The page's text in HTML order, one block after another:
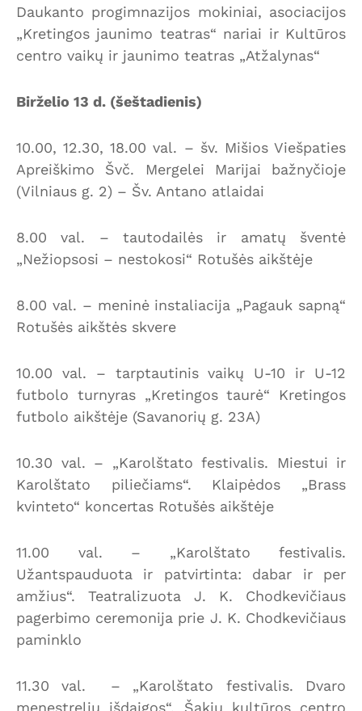
Daukanto progimnazijos mokiniai, asociacijos
„Kretingos jaunimo teatras“ nariai ir Kultūros
centro vaikų ir jaunimo teatras „Atžalynas“
Birželio 13 d. (šeštadienis)
10.00, 12.30, 18.00 val. – šv. Mišios Viešpaties
Apreiškimo Švč. Mergelei Marijai bažnyčioje
(Vilniaus g. 2) – Šv. Antano atlaidai
8.00 val. – tautodailės ir amatų šventė
„Nežiopsosi – nestokosi“ Rotušės aikštėje
8.00 val. – meninė instaliacija „Pagauk sapną“
Rotušės aikštės skvere
10.00 val. – tarptautinis vaikų U-10 ir U-12
futbolo turnyras „Kretingos taurė“ Kretingos
futbolo aikštėje (Savanorių g. 23A)
10.30 val. – „Karolštato festivalis. Miestui ir
Karolštato piliečiams“. Klaipėdos „Brass
kvinteto“ koncertas Rotušės aikštėje
11.00 val. – „Karolštato festivalis.
Užantspauduota ir patvirtinta: dabar ir per
amžius“. Teatralizuota J. K. Chodkevičiaus
pagerbimo ceremonija prie J. K. Chodkevičiaus
paminklo
11.30 val. – „Karolštato festivalis. Dvaro
menestrelių išdaigos“. Šakių kultūros centro